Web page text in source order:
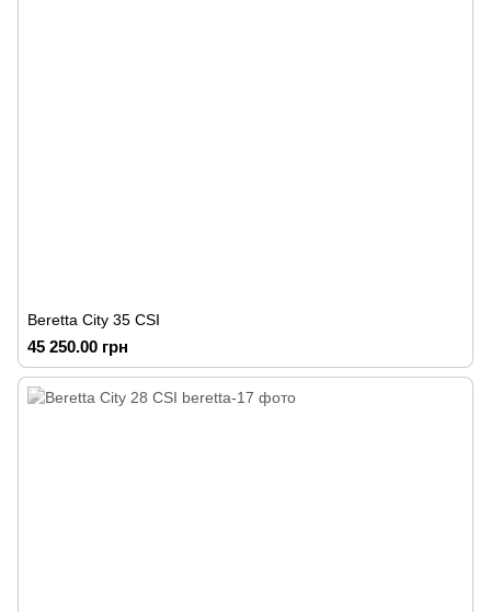
Beretta City 35 CSI
45 250.00 грн